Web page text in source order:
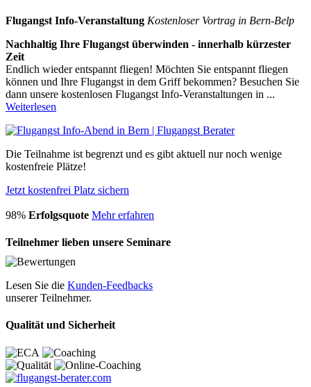
Flugangst Info-Veranstaltung Kostenloser Vortrag in Bern-Belp
Nachhaltig Ihre Flugangst überwinden - innerhalb kürzester
Zeit
Endlich wieder entspannt fliegen! Möchten Sie entspannt fliegen
können und Ihre Flugangst in dem Griff bekommen? Besuchen Sie
dann unsere kostenlosen Flugangst Info-Veranstaltungen in ...
Weiterlesen
Die Teilnahme ist begrenzt und es gibt aktuell nur noch wenige
kostenfreie Plätze!
Jetzt kostenfrei Platz sichern
98% Erfolgsquote Mehr erfahren
Teilnehmer lieben unsere Seminare
Lesen Sie die Kunden-Feedbacks
unserer Teilnehmer.
Qualität und Sicherheit